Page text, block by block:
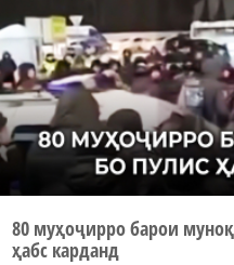
80 муҳоҷирро барои
ҳабс карданд